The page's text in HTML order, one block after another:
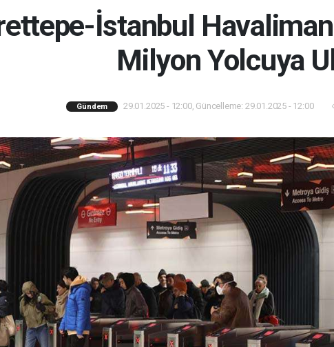
İstanbul
Milyon Yolcuya
Gündem 29.01.2025 - 12:00, Güncelleme: 29.01.2025 - 12:00